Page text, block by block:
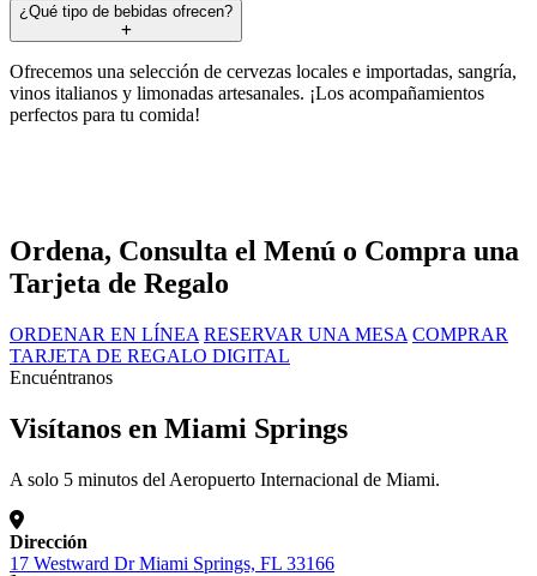
¿Qué tipo de bebidas ofrecen?
Ofrecemos una selección de cervezas locales e importadas, sangría,
vinos italianos y limonadas artesanales. ¡Los acompañamientos
perfectos para tu comida!
Ordena, Consulta el Menú o Compra una
Tarjeta de Regalo
ORDENAR EN LÍNEA RESERVAR UNA MESA COMPRAR
TARJETA DE REGALO DIGITAL
Encuéntranos
Visítanos en Miami Springs
A solo 5 minutos del Aeropuerto Internacional de Miami.
Dirección
17 Westward Dr Miami Springs, FL 33166